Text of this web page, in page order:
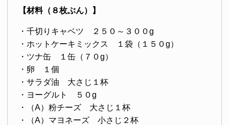
【材料（８枚ぶん）】
・千切りキャベツ ２５０～３００g
・ホットケーキミックス １袋（１５０g）
・ツナ缶 １缶（７０g）
・卵 １個
・サラダ油 大さじ１杯
・ヨーグルト ５０g
・（A）粉チーズ 大さじ１杯
・（A）マヨネーズ 小さじ２杯